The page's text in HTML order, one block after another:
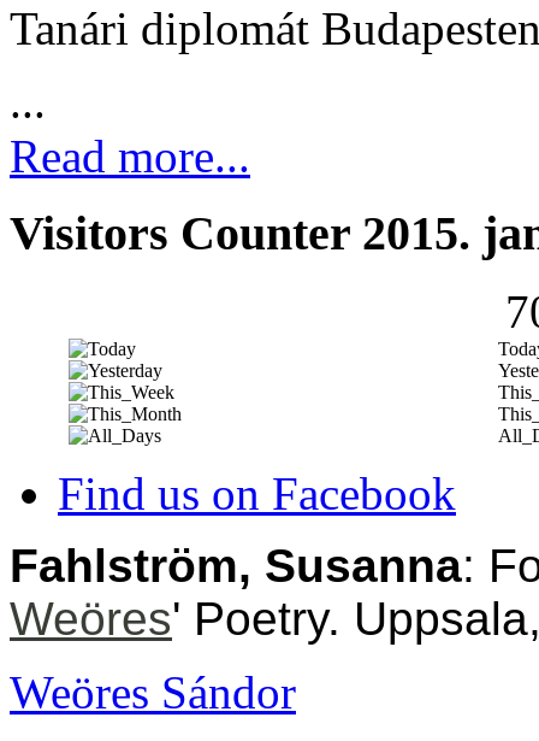
Tanári diplomát
...
Read more...
Visitors Counter 2015.
Find us on Facebook
Fahlström, Susanna:
Weöres' Poetry.
Weöres Sándor